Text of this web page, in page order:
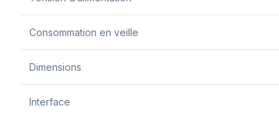
Consommation en veille
Dimensions
Interface